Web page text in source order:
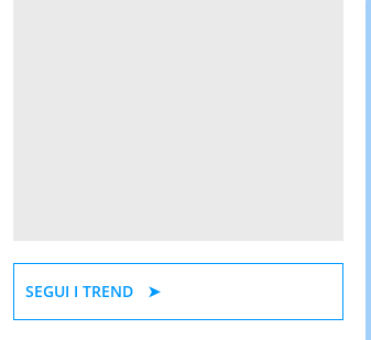
SEGUI I TREND